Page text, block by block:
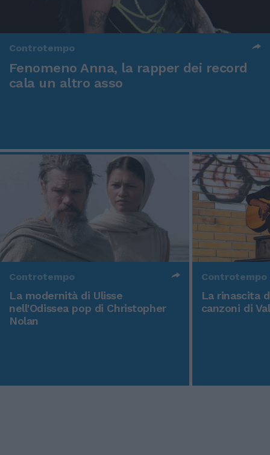
Controtempo
Fenomeno Anna, la rapper dei record
cala un altro asso
Controtempo
La modernità di Ulisse
nell'Odissea pop di Christopher
Nolan
Controtempo
La rinascita
canzoni di